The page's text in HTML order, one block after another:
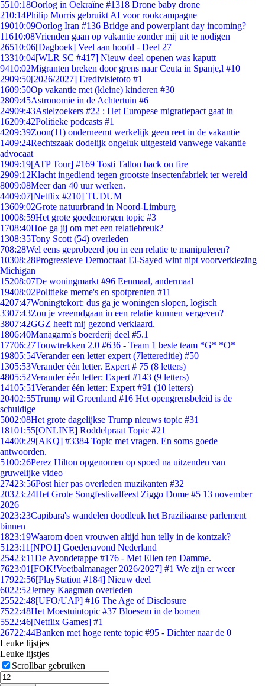
5510:18Oorlog in Oekraïne #1318 Drone baby drone
210:14Philip Morris gebruikt AI voor rookcampagne
19010:09Oorlog Iran #136 Bridge and powerplant day incoming?
11610:08Vrienden gaan op vakantie zonder mij uit te nodigen
26510:06[Dagboek] Veel aan hoofd - Deel 27
13310:04[WLR SC #417] Nieuw deel openen was kaputt
9410:02Migranten breken door grens naar Ceuta in Spanje,l #10
2909:50[2026/2027] Eredivisietoto #1
1609:50Op vakantie met (kleine) kinderen #30
2809:45Astronomie in de Achtertuin #6
24909:43Asielzoekers #22 : Het Europese migratiepact gaat in
16209:42Politieke podcasts #1
4209:39Zoon(11) onderneemt werkelijk geen reet in de vakantie
1409:24Rechtszaak dodelijk ongeluk uitgesteld vanwege vakantie
advocaat
1909:19[ATP Tour] #169 Tosti Tallon back on fire
2909:12Klacht ingediend tegen grootste insectenfabriek ter wereld
8009:08Meer dan 40 uur werken.
4409:07[Netflix #210] TUDUM
13609:02Grote natuurbrand in Noord-Limburg
10008:59Het grote goedemorgen topic #3
1708:40Hoe ga jij om met een relatiebreuk?
1308:35Tony Scott (54) overleden
708:28Wel eens geprobeerd jou in een relatie te manipuleren?
10308:28Progressieve Democraat El-Sayed wint nipt voorverkiezing
Michigan
15208:07De woningmarkt #96 Eenmaal, andermaal
19408:02Politieke meme's en spotprenten #11
4207:47Woningtekort: dus ga je woningen slopen, logisch
3307:43Zou je vreemdgaan in een relatie kunnen vergeven?
3807:42GGZ heeft mij gezond verklaard.
1806:40Managarm's boerderij deel #5.1
17706:27Touwtrekken 2.0 #636 - Team 1 beste team *G* *O*
19805:54Verander een letter expert (7lettereditie) #50
1305:53Verander één letter. Expert # 75 (8 letters)
4805:52Verander één letter: Expert #143 (9 letters)
14105:51Verander één letter: Expert #91 (10 letters)
20402:55Trump wil Groenland #16 Het opengrensbeleid is de
schuldige
5002:08Het grote dagelijkse Trump nieuws topic #31
18101:55[ONLINE] Roddelpraat Topic #21
14400:29[AKQ] #3384 Topic met vragen. En soms goede
antwoorden.
5100:26Perez Hilton opgenomen op spoed na uitzenden van
gruwelijke video
27423:56Post hier pas overleden muzikanten #32
20323:24Het Grote Songfestivalfeest Ziggo Dome #5 13 november
2026
2023:23Capibara's wandelen doodleuk het Braziliaanse parlement
binnen
1823:19Waarom doen vrouwen altijd hun telly in de kontzak?
51 23:11 [NPO1] Goedenavond Nederland
25423:11De Avondetappe #176 - Met Ellen ten Damme.
7623:01 [FOK!Voetbalmanager 2026/2027] #1 We zijn er weer
17922:56[PlayStation #184] Nieuw deel
6022:52Jerney Kaagman overleden
25522:48[UFO/UAP] #16 The Age of Disclosure
7522:48Het Moestuintopic #37 Bloesem in de bomen
5522:46[Netflix Games] #1
26722:44Banken met hoge rente topic #95 - Dichter naar de 0
Leuke lijstjes
Leuke lijstjes
Scrollbar gebruiken